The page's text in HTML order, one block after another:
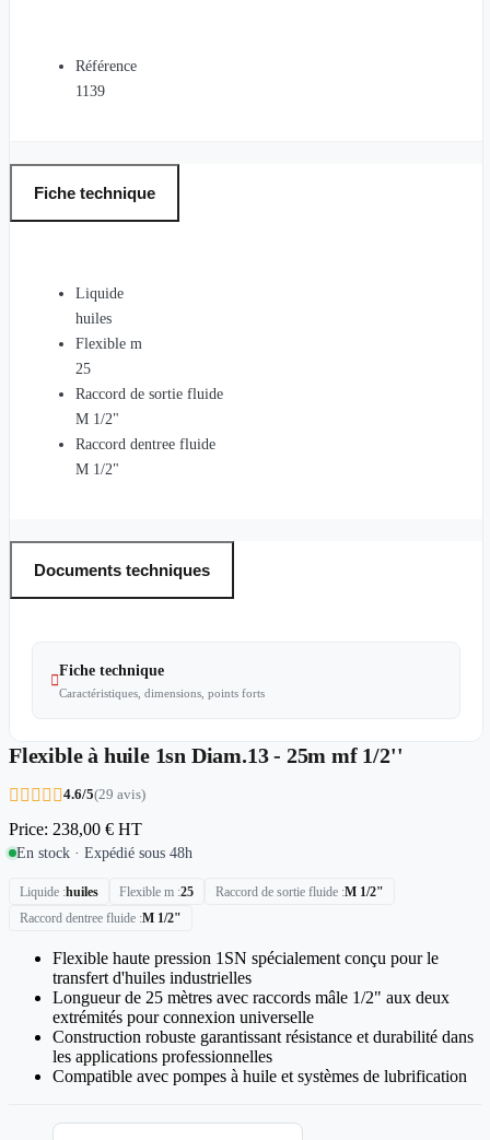
Référence
1139
Fiche technique
Liquide
huiles
Flexible m
25
Raccord de sortie fluide
M 1/2"
Raccord dentree fluide
M 1/2"
Documents techniques

Fiche technique
Caractéristiques, dimensions, points forts
Flexible à huile 1sn Diam.13 - 25m mf 1/2''
    4.6/5(29 avis)
Price: 238,00 € HT
En stock · Expédié sous 48h
Liquide huiles Flexible m 25 Raccord de sortie fluide M 1/2"
Raccord dentree fluide M 1/2"
Flexible haute pression 1SN spécialement conçu pour le
transfert d'huiles industrielles
Longueur de 25 mètres avec raccords mâle 1/2" aux deux
extrémités pour connexion universelle
Construction robuste garantissant résistance et durabilité dans
les applications professionnelles
Compatible avec pompes à huile et systèmes de lubrification